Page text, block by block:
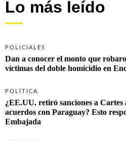
Lo más leído
POLICIALES
Dan a conocer el monto que
víctimas del doble homicidio en
POLÍTICA
¿EE.UU. retiró sanciones a Cartes
acuerdos con Paraguay? Esto
Embajada